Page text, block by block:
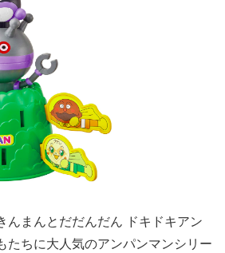
んまんとだだんだん ドキドキアン
たちに大人気のアンパンマンシリー